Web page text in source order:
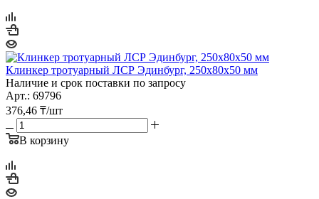
Клинкер тротуарный ЛСР Эдинбург, 250х80х50 мм
Наличие и срок поставки по запросу
Арт.: 69796
376,46 ₸/шт
В корзину